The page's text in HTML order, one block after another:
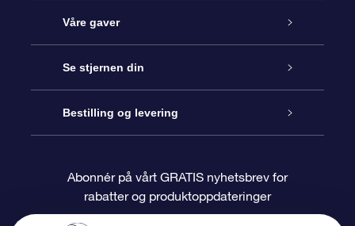
Kundeservice
Kontakt oss
Bloggen
Anmeldelser
Våre gaver
Online Stjernegave
OSR Gavepakke
OSR-gavekortet
Se stjernen din
Star Register
Pesontilpasset stjerneside
Bestilling og levering
Betalingsinformasjon
Abonnér på vårt GRATIS nyhetsbrev for
rabatter og produktoppdateringer